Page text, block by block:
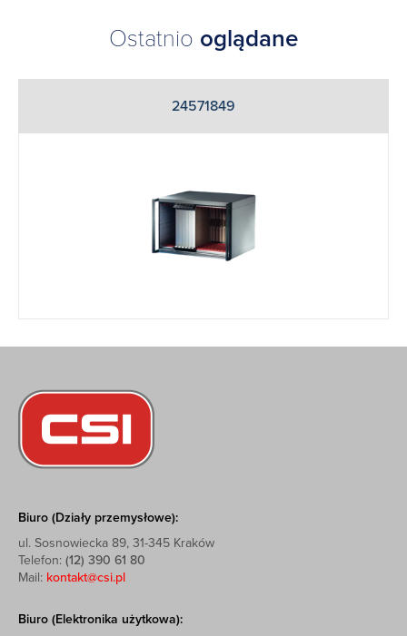
Ostatnio oglądane
24571849
Biuro (Działy przemysłowe):
ul. Sosnowiecka 89, 31-345 Kraków
Telefon: (12) 390 61 80
Mail: kontakt@csi.pl
Biuro (Elektronika użytkowa):